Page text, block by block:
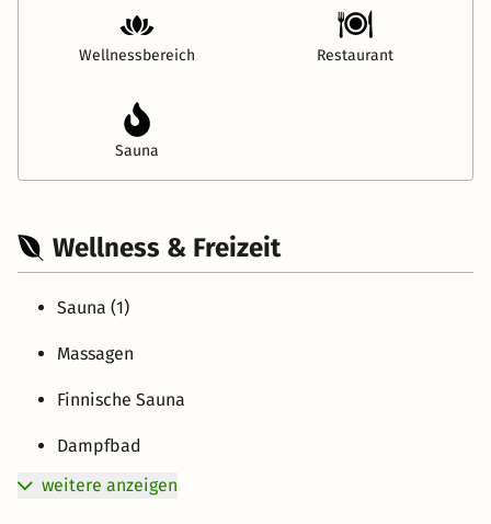
Wellnessbereich Restaurant
Sauna
Wellness & Freizeit
Sauna (1)
Massagen
Finnische Sauna
Dampfbad
weitere anzeigen